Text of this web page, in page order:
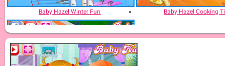
Baby Hazel Winter Fun Baby Hazel Cooking